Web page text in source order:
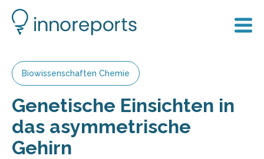
Biowissenschaften Chemie
Genetische Einsichten in
das asymmetrische
Gehirn